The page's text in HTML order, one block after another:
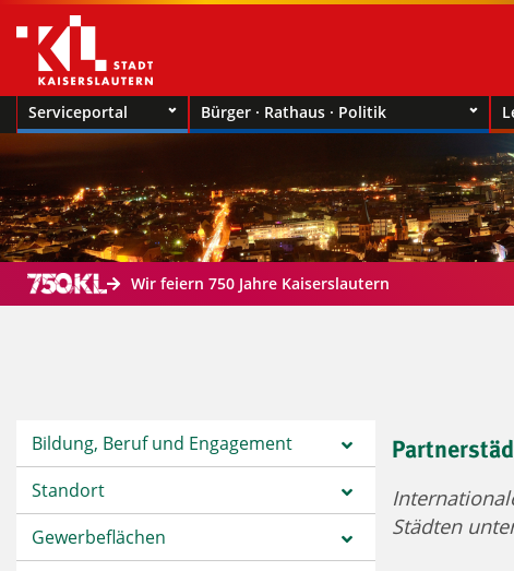
Serviceportal Bürger · Rathaus · Politik
Wir feiern 750 Jahre Kaiserslautern
Bildung, Beruf und Engagement
Standort
Gewerbeflächen
Städten